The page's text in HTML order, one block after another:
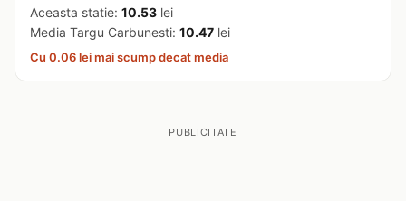
Aceasta statie: 10.53 lei
Media Targu Carbunesti: 10.47 lei
Cu 0.06 lei mai scump decat media
PUBLICITATE